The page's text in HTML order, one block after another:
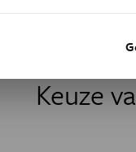
Keuze